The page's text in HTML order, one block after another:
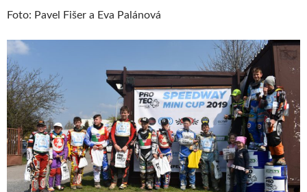
Foto: Pavel Fišer a Eva Palánová